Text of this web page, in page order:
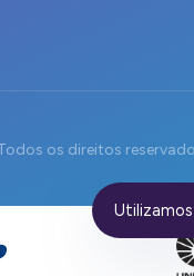
os direitos